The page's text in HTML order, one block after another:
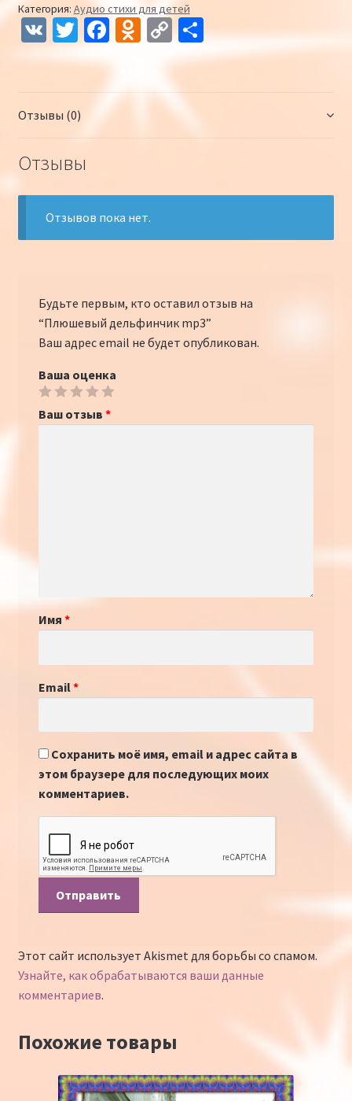
Категория: Аудио стихи для детей
V
K
T
wi
er
Fa
o
O
o
kl
iki
C
o
y
Li
О
т
ть
Отзывы (0)
Отзывы
Отзывов пока нет.
Будьте первым, кто оставил отзыв на
“Плюшевый дельфинчик mp3”
Ваш адрес email не будет опубликован.
Ваша оценка
Ваш отзыв *
Имя *
Email*
Сохранить моё имя, email и адрес сайта в
этом браузере для последующих моих
комментариев.
Этот сайт использует Akismet для борьбы со спамом.
Узнайте, как обрабатываются ваши данные
комментариев.
Похожие товары